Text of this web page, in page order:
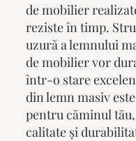
de mobilier
reziste în timp.
uzură a lemnului
de mobilier vor
într-o stare
din lemn masiv
pentru căminul
calitate și